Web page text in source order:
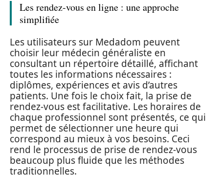
Les rendez-vous en ligne : une approche
simplifiée
Les utilisateurs sur Medadom peuvent
choisir leur médecin généraliste en
consultant un répertoire détaillé, affichant
toutes les informations nécessaires :
diplômes, expériences et avis d’autres
patients. Une fois le choix fait, la prise de
rendez-vous est facilitative. Les horaires de
chaque professionnel sont présentés, ce qui
permet de sélectionner une heure qui
correspond au mieux à vos besoins. Ceci
rend le processus de prise de rendez-vous
beaucoup plus fluide que les méthodes
traditionnelles.